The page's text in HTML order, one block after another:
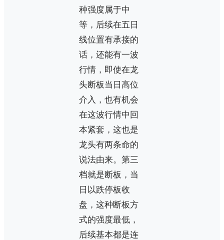
种强度属于中
等，后续在五日
线位置有承接的
话，还能有一波
行情，即使在龙
头断板当日高位
介入，也有机会
在这波行情中回
本紧套，这也是
龙头有两条命的
说法由来。第三
档就是断板，当
日以跌停板收
盘，这种断板方
式的强度最低，
后续基本都是连